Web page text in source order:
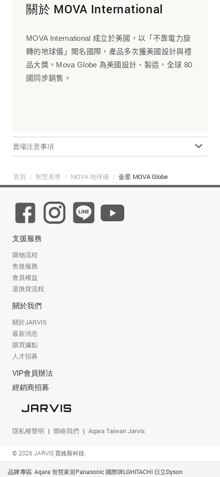
關於 MOVA International
MOVA International 成立於美國，以「不靠電力旋
轉的地球儀」聞名國際，產品多次獲美國設計與禮
品大獎。Mova Globe 為美國設計、製造，全球 80
國同步銷售。
賣場注意事項
首頁 / 智慧美學 / MOVA 地球儀 / 金星 MOVA Globe
支援服務
購物流程
售後服務
會員權益
退換貨流程
關於我們
關於JARVIS
最新消息
購買據點
人才招募
VIP會員辦法
經銷商招募
隱私權聲明 聯絡我們 Aqara Taiwan Jarvis
© 2026 JARVIS 賈維斯科技.
品牌專區 Aqara 智慧家居Panasonic 國際牌LGHITACHI 日立Dyson